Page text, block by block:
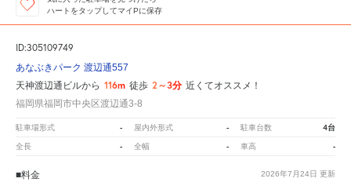
ハートをタップしてマイPに保存
ID:305109749
あなぶきパーク 渡辺通557
天神渡辺通ビルから 116m 徒歩 2～3分 近くてオススメ！
福岡県福岡市中央区渡辺通3-8
駐車場形式 - 屋内外形式 - 駐車台数 4台
全長 - 全幅 - 車高 -
2026年7月24日 更新
■料金